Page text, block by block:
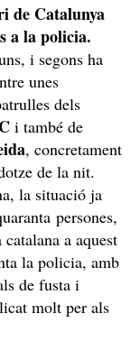
de Catalunya
a la policia.
i segons ha
unes
dels
i també de
, concretament
de la nit.
la situació ja
persones,
a aquest
la policia, amb
de fusta i
molt per als